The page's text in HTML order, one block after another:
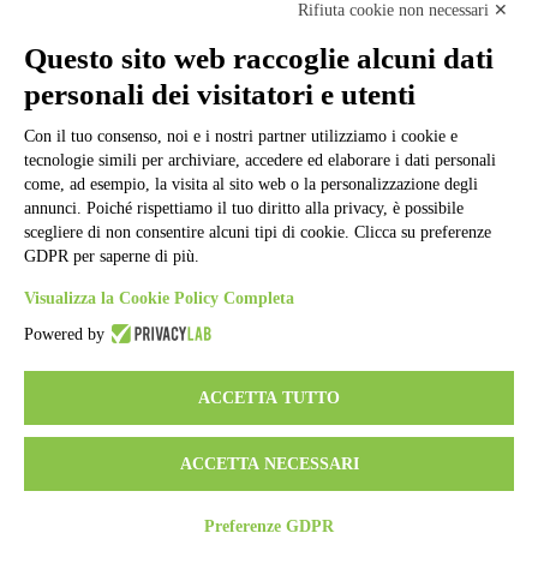
Ufficio Relazioni con il Pubblico
Dichiarazione di accessibilità
Obiettivi di accessibilità
Gestione consensi cookie
Amministrazione trasparente
Pagina visualizzata
4120 volte
Sezione Copyright
Copyright 2026 | Engineered and powered by Gruppo Spaggiari
Parma S.p.A. | Divisione Publishing & New Social Media
Rifiuta cookie non necessari ✕
Questo sito web raccoglie alcuni dati
personali dei visitatori e utenti
Con il tuo consenso, noi e i nostri partner utilizziamo i cookie e
tecnologie simili per archiviare, accedere ed elaborare i dati personali
come, ad esempio, la visita al sito web o la personalizzazione degli
annunci. Poiché rispettiamo il tuo diritto alla privacy, è possibile
scegliere di non consentire alcuni tipi di cookie. Clicca su preferenze
GDPR per saperne di più.
Visualizza la Cookie Policy Completa
Powered by
ACCETTA TUTTO
ACCETTA NECESSARI
Preferenze GDPR